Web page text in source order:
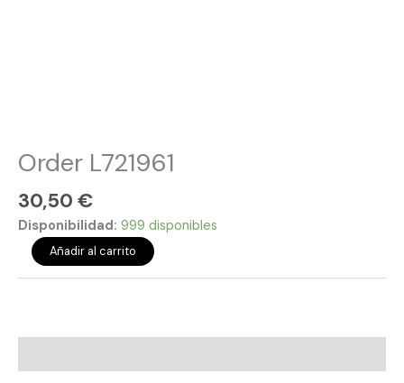
Order L721961
30,50 €
Disponibilidad: 999 disponibles
Añadir al carrito